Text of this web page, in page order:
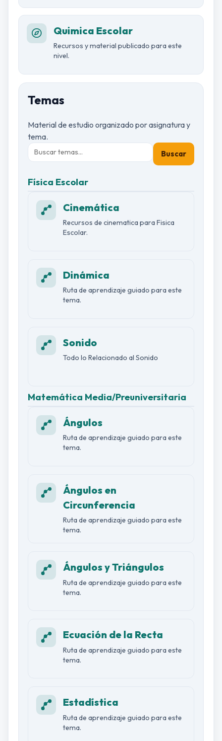
Quimica Escolar
Recursos y material publicado para este
nivel.
Temas
Material de estudio organizado por asignatura y
tema.
Buscar
Física Escolar
Cinemática
Recursos de cinematica para Fisica
Escolar.
Dinámica
Ruta de aprendizaje guiado para este
tema.
Sonido
Todo lo Relacionado al Sonido
Matemática Media/Preuniversitaria
Ángulos
Ruta de aprendizaje guiado para este
tema.
Ángulos en
Circunferencia
Ruta de aprendizaje guiado para este
tema.
Ángulos y Triángulos
Ruta de aprendizaje guiado para este
tema.
Ecuación de la Recta
Ruta de aprendizaje guiado para este
tema.
Estadística
Ruta de aprendizaje guiado para este
tema.